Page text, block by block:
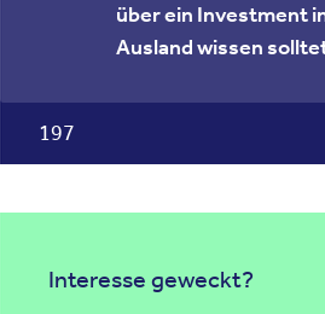
über ein Investment
Ausland wissen
197
Interesse geweckt?